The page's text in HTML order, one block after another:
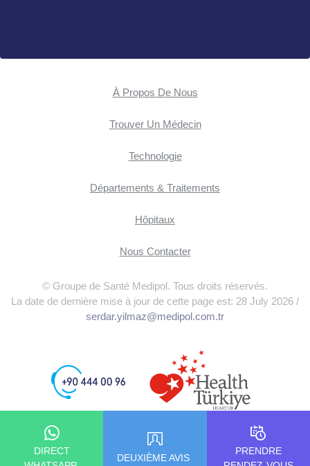
À Propos De Nous
Trouver Un Médecin
Technologie
Départements & Traitements
Hôpitaux
Nous Contacter
© Groupe de Santé Medipol. Tous droits réservés.
La date de dernière mise à jour de cette page est: 28 July 2026 /
serdar.yilmaz@medipol.com.tr
DIRECT
DEUXIÈME AVIS
PRENDRE